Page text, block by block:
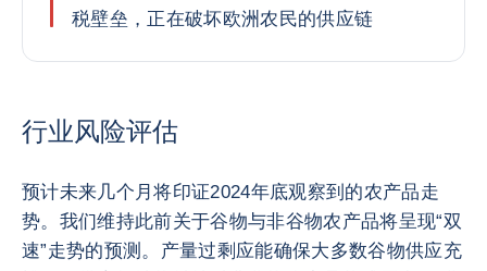
税壁垒，正在破坏欧洲农民的供应链
行业风险评估
预计未来几个月将印证2024年底观察到的农产品走
势。我们维持此前关于谷物与非谷物农产品将呈现“双
速”走势的预测。产量过剩应能确保大多数谷物供应充